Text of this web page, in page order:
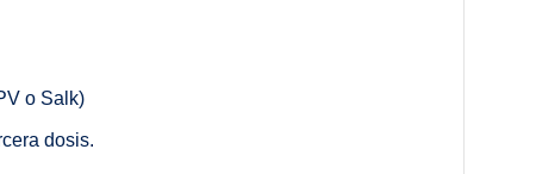
o Salk)
dosis.